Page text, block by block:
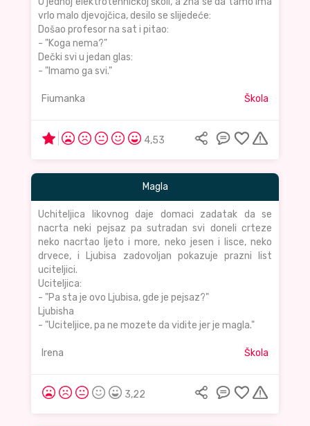
vrlo malo djevojčica, desilo se slijedeće:
Došao profesor na sat i pitao:
- "Koga nema?"
Dečki svi u jedan glas:
- "Imamo ga svi."
Fiumanka Škola
4,53
Magla
Uchiteljica likovnog daje domaci zadatak da se
nacrta neki pejsaz pa sutradan svi doneli crteze
neko nacrtao ljeto i more, neko jesen i lisce, neko
drvece, i Ljubisa zadovoljan pokazuje prazni list
uciteljici.
Uciteljica:
- "Pa sta je ovo Ljubisa, gde je pejsaz?"
Ljubisha
- "Uciteljice, pa ne mozete da vidite jer je magla."
Irena Škola
3,22